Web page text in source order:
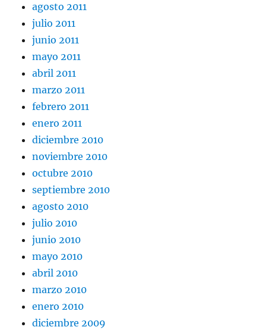
agosto 2011
julio 2011
junio 2011
mayo 2011
abril 2011
marzo 2011
febrero 2011
enero 2011
diciembre 2010
noviembre 2010
octubre 2010
septiembre 2010
agosto 2010
julio 2010
junio 2010
mayo 2010
abril 2010
marzo 2010
enero 2010
diciembre 2009